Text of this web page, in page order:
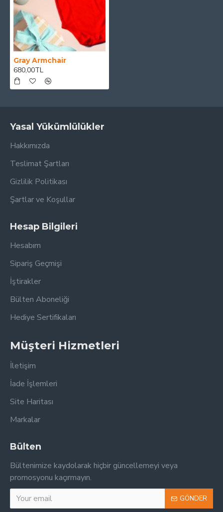
Gray Armchair
680,00TL
Yasal Yükümlülükler
Hakkımızda
Teslimat Şartları
Gizlilik Politikası
Şartlar ve Koşullar
Hesap Bilgileri
Hesabım
Sipariş Geçmişi
İştirakler
Bülten Aboneliği
Hediye Sertifikaları
Müşteri Hizmetleri
İletişim
İade İşlemleri
Site Haritası
Markalar
Bülten
Bültenimize kaydolarak hiçbir güncellemeyi veya
promosyonu kaçırmayın.
GÖNDER